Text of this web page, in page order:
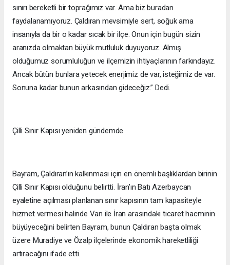
sınırı bereketli bir toprağımız var. Ama biz buradan
faydalanamıyoruz. Çaldıran mevsimiyle sert, soğuk ama
insanıyla da bir o kadar sıcak bir ilçe. Onun için bugün sizin
aranızda olmaktan büyük mutluluk duyuyoruz. Almış
olduğumuz sorumluluğun ve ilçemizin ihtiyaçlarının farkındayız.
Ancak bütün bunlara yetecek enerjimiz de var, isteğimiz de var.
Sonuna kadar bunun arkasından gideceğiz.” Dedi.
Çilli Sınır Kapısı yeniden gündemde
Bayram, Çaldıran’ın kalkınması için en önemli başlıklardan birinin
Çilli Sınır Kapısı olduğunu belirtti. İran’ın Batı Azerbaycan
eyaletine açılması planlanan sınır kapısının tam kapasiteyle
hizmet vermesi halinde Van ile İran arasındaki ticaret hacminin
büyüyeceğini belirten Bayram, bunun Çaldıran başta olmak
üzere Muradiye ve Özalp ilçelerinde ekonomik hareketliliği
artıracağını ifade etti.